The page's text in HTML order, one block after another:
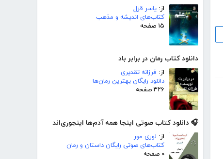
از: یاسر قزل
کتاب‌های اندیشه و مذهب
۱۵ صفحه
دانلود کتاب رمان در برابر باد
از: فرزانه تقدیری
دانلود رایگان بهترین رمان‌ها
۳۲۶ صفحه
🎧 دانلود کتاب صوتی اینجا همه آدم‌ها اینجوری‌اند
از: لوری مور
کتاب‌های صوتی رایگان داستان و رمان
۰ صفحه